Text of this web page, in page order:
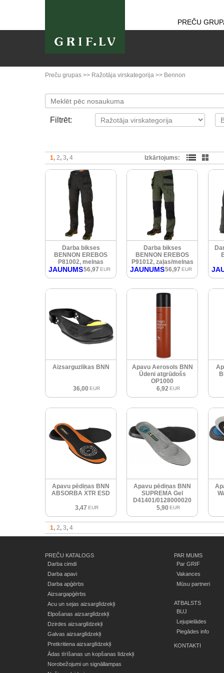
PREČU
Preču grupas >> Ražotāja virskategorija >> Bennon
Filtrēt:
1 2 3 4 Izkārtojums:
Darba bikses
BENNON EREBOS
P81002, melnas
JAUNUMS56,97 EUR
Darba bikses
BENNON EREBOS
P91012, zaļas/melnas
JAUNUMS56,97 EUR
Aizsarguzlikas BNN
36,00 EUR
Apavu Aerosols BNN
Ūdeni atgrūdošs
OP1000
6,92 EUR
Apavu pēdiņas BNN
ABSORBA XTR ESD
3,47 EUR
Apavu pēdiņas BNN
SUPREMA Gel
D41401/0128000020
5,90 EUR
1 2 3 4
PREČU KATALOGS
Darba cimdi
Darba apavi
Darba apģērbs
Aizsargapģērbs
Acu un sejas aizsarglīdzekļi
Elpošanas aizsarglīdzekļi
Dzirdes aizsarglīdzekļi
Galvas aizsarglīdzekļi
Pretkritiena aizsarglīdzekļi
Ādas tīrīšanas un kopšanas līdzekļi
Norobežojumi un signāllampas
PAR MUMS
Par GRIF
Vakances
Mūsu partneri
ATBALSTS
BUJ
Lejupielādes
Piegādes info
KONTAKTI